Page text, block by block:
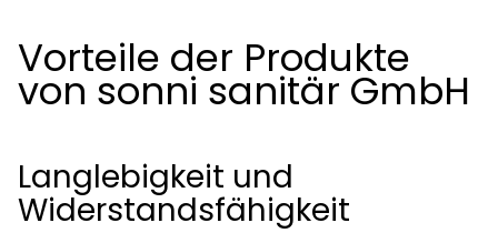
Vorteile der Produkte
von sonni sanitär GmbH
Langlebigkeit und
Widerstandsfähigkeit